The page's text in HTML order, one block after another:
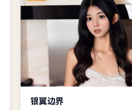
银翼边界